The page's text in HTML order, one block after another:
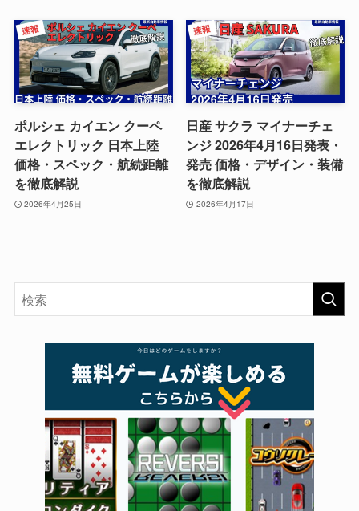
ポルシェ カイエン クーペ
エレクトリック 日本上陸
価格・スペック・航続距離
を徹底解説
2026年4月25日
日産 サクラ マイナーチェ
ンジ 2026年4月16日発表・
発売 価格・デザイン・装備
を徹底解説
2026年4月17日